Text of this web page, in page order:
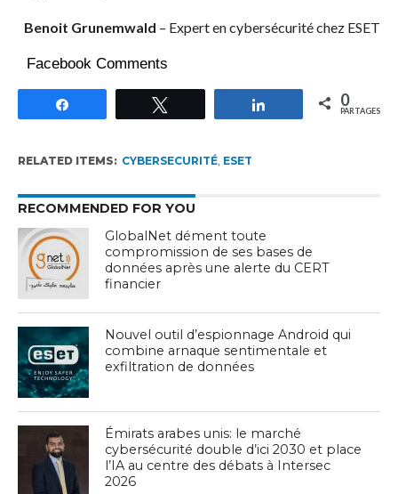
Benoit Grunemwald – Expert en cybersécurité chez ESET
Facebook Comments
Partagez 0
PARTAGES
RELATED ITEMS: CYBERSECURITÉ, ESET
RECOMMENDED FOR YOU
GlobalNet dément toute
compromission de ses bases de
données après une alerte du CERT
financier
Nouvel outil d’espionnage Android qui
combine arnaque sentimentale et
exfiltration de données
Émirats arabes unis: le marché
cybersécurité double d’ici 2030 et place
l’IA au centre des débats à Intersec
2026